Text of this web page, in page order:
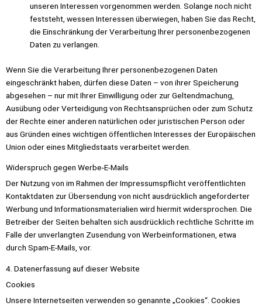
unseren Interessen vorgenommen werden. Solange noch nicht
feststeht, wessen Interessen überwiegen, haben Sie das Recht,
die Einschränkung der Verarbeitung Ihrer personenbezogenen
Daten zu verlangen.
Wenn Sie die Verarbeitung Ihrer personenbezogenen Daten
eingeschränkt haben, dürfen diese Daten – von ihrer Speicherung
abgesehen – nur mit Ihrer Einwilligung oder zur Geltendmachung,
Ausübung oder Verteidigung von Rechtsansprüchen oder zum Schutz
der Rechte einer anderen natürlichen oder juristischen Person oder
aus Gründen eines wichtigen öffentlichen Interesses der Europäischen
Union oder eines Mitgliedstaats verarbeitet werden.
Widerspruch gegen Werbe-E-Mails
Der Nutzung von im Rahmen der Impressumspflicht veröffentlichten
Kontaktdaten zur Übersendung von nicht ausdrücklich angeforderter
Werbung und Informationsmaterialien wird hiermit widersprochen. Die
Betreiber der Seiten behalten sich ausdrücklich rechtliche Schritte im
Falle der unverlangten Zusendung von Werbeinformationen, etwa
durch Spam-E-Mails, vor.
4. Datenerfassung auf dieser Website
Cookies
Unsere Internetseiten verwenden so genannte „Cookies“. Cookies